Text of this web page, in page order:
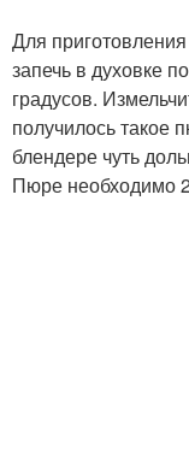
Для
запечь в духовке
градусов.
получилось такое
блендере чуть
Пюре необходимо